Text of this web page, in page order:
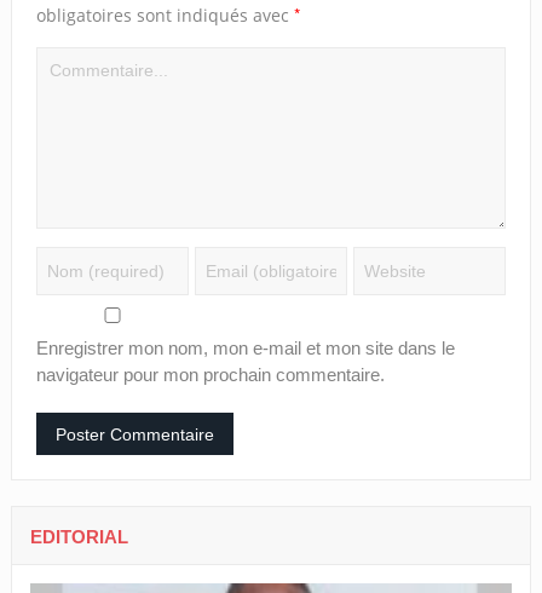
obligatoires sont indiqués avec *
Enregistrer mon nom, mon e-mail et mon site dans le
navigateur pour mon prochain commentaire.
EDITORIAL